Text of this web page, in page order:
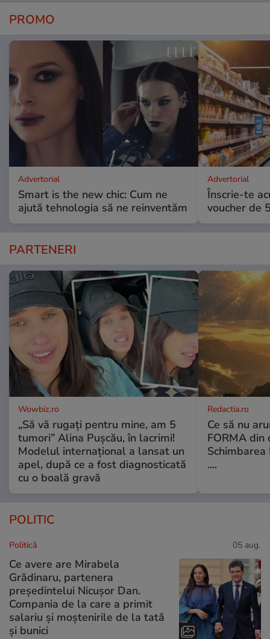
PROMO
Advertorial
Smart is the new chic: Cum ne
ajută tehnologia să ne reinventăm
Advertorial
Înscrie-te
voucher de
PARTENERI
Wowbiz.ro
„Să vă rugați pentru mine, am 5
tumori” Alina Pușcău, în lacrimi!
Modelul internațional a lansat un
apel, după ce a fost diagnosticată
cu o boală gravă
Redactia.ro
Ce să nu
FORMA din
Schimbarea
....
POLITIC
Politică 05 aug.
Ce avere are Mirabela
Grădinaru, partenera
președintelui Nicușor Dan.
Compania de la care a primit
salariu și moștenirile de la tată
și bunici